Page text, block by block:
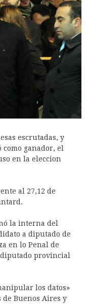
escrutadas, y
como ganador, el
en la eleccion
al 27,12 de
la interna del
a diputado de
en lo Penal de
provincial
los datos»
Buenos Aires y